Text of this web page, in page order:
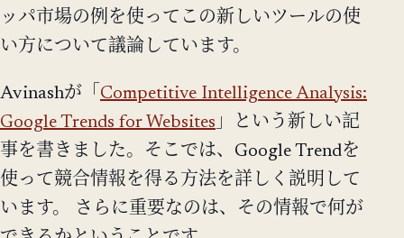
ッパ市場の例を使ってこの新しいツールの使
い方について議論しています。
Avinashが「 Competitive Intelligence Analysis:
Google Trends for Websites 」という新しい記
事を書きました。そこでは、Google Trendを
使って競合情報を得る方法を詳しく説明して
います。 さらに重要なのは、その情報で何が